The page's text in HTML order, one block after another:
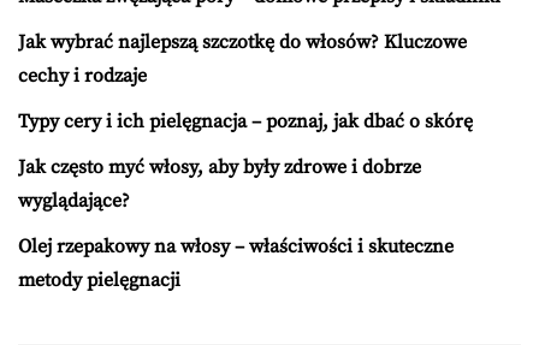
Jak wybrać najlepszą szczotkę do włosów? Kluczowe
cechy i rodzaje
Typy cery i ich pielęgnacja – poznaj, jak dbać o skórę
Jak często myć włosy, aby były zdrowe i dobrze
wyglądające?
Olej rzepakowy na włosy – właściwości i skuteczne
metody pielęgnacji